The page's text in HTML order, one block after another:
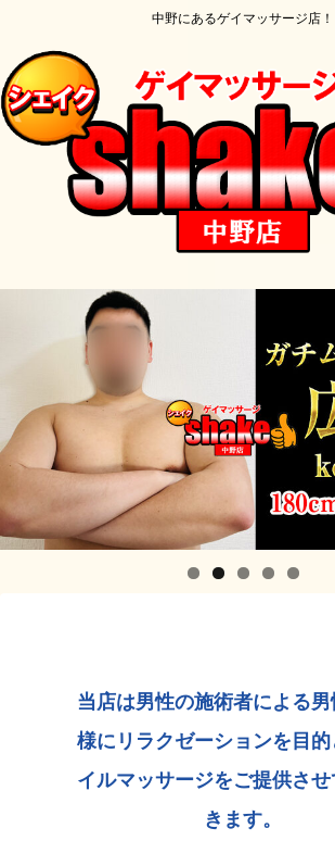
中野にあるゲイマッサージ店！
当店は男性の施術者による
様にリラクゼーションを目
イルマッサージをご提供さ
きます。